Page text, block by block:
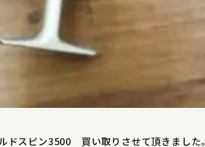
スピン3500 買い取りさせて頂きました。